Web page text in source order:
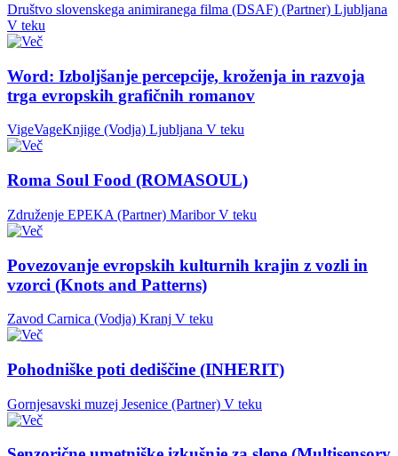
Društvo slovenskega animiranega filma (DSAF) (Partner) Ljubljana
V teku
Word: Izboljšanje percepcije, kroženja in razvoja
trga evropskih grafičnih romanov
VigeVageKnjige (Vodja) Ljubljana V teku
Roma Soul Food (ROMASOUL)
Združenje EPEKA (Partner) Maribor V teku
Povezovanje evropskih kulturnih krajin z vozli in
vzorci (Knots and Patterns)
Zavod Carnica (Vodja) Kranj V teku
Pohodniške poti dediščine (INHERIT)
Gornjesavski muzej Jesenice (Partner) V teku